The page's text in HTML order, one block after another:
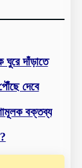
ঘুরে দাঁড়াতে
দেবে
বক্তব্য